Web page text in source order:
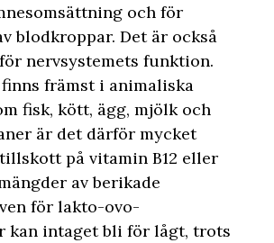
och för
blodkroppar. Det är också
nervsystemets funktion.
främst i animaliska
fisk, kött, ägg, mjölk och
är det därför mycket
på vitamin B12 eller
av berikade
för lakto-ovo-
kan intaget bli för lågt, trots